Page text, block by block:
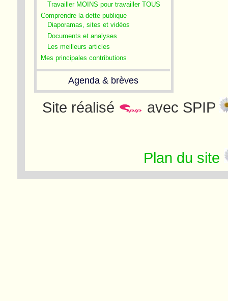
Travailler MOINS pour travailler TOUS
Comprendre la dette publique
Diaporamas, sites et vidéos
Documents et analyses
Les meilleurs articles
Mes principales contributions
Agenda & brèves
Site réalisé avec SPIP
Plan du site